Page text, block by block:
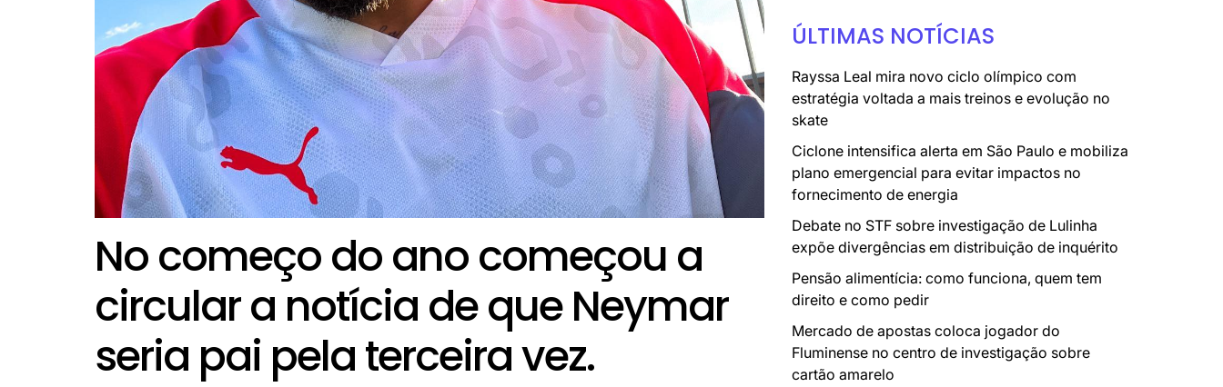
No começo do ano começou a
circular a notícia de que Neymar
seria pai pela terceira vez.
ÚLTIMAS NOTÍCIAS
Rayssa Leal mira novo ciclo olímpico com
estratégia voltada a mais treinos e evolução no
skate
Ciclone intensifica alerta em São Paulo e mobiliza
plano emergencial para evitar impactos no
fornecimento de energia
Debate no STF sobre investigação de Lulinha
expõe divergências em distribuição de inquérito
Pensão alimentícia: como funciona, quem tem
direito e como pedir
Mercado de apostas coloca jogador do
Fluminense no centro de investigação sobre
cartão amarelo